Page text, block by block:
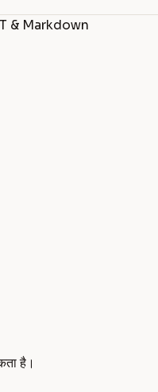
& Markdown
है।